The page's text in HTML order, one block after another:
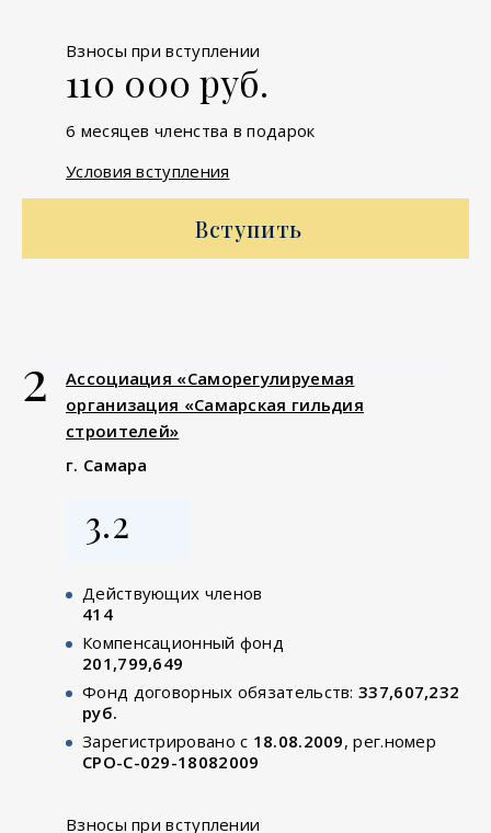
Взносы при вступлении
110 000 руб.
6 месяцев членства в подарок
Условия вступления
Вступить
2
Ассоциация «Саморегулируемая
организация «Самарская гильдия
строителей»
г. Самара
3.2
Действующих членов
414
Компенсационный фонд
201,799,649
Фонд договорных обязательств: 337,607,232
руб.
Зарегистрировано с 18.08.2009, рег.номер
СРО-С-029-18082009
Взносы при вступлении